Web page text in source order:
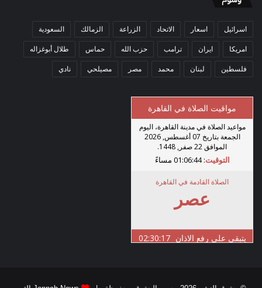
اسرائيل اسعار الاتحاد الزراعة الزمالك السعودية
امريكا ايران ترامب حزب الله حماس طلال أبوغزاله
فلسطين لبنان محمد مصر مصيلحي نادي